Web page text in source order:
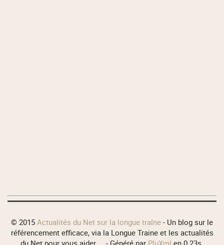
© 2015 Actualités du Net sur la longue traîne - Un blog sur le
référencement efficace, via la Longue Traine et les actualités